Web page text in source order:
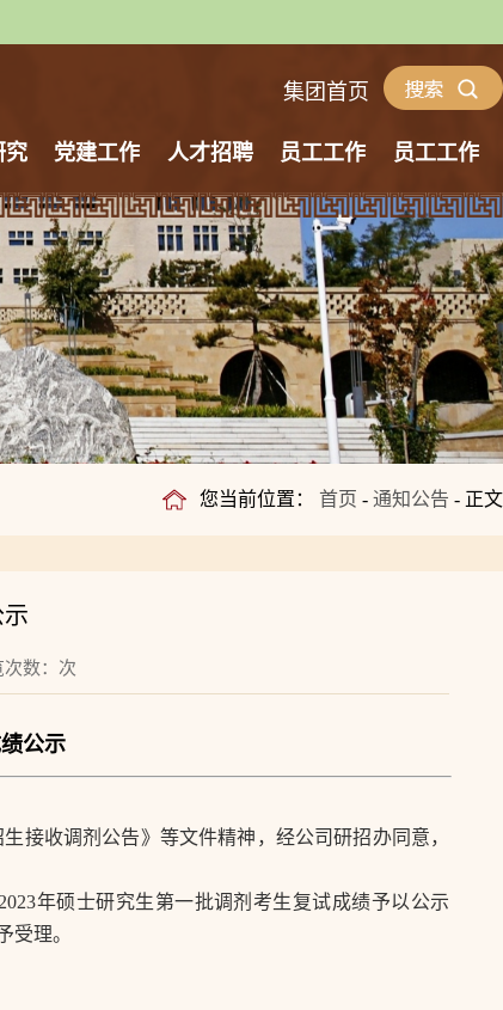
集团首页
究 党建工作 人才招聘 员工工作 员工工作
您当前位置： 首页 - 通知公告 - 正文
数： 次
公示
接收调剂公告》等文件精神，经公司研招办同意，
2023年硕士研究生第一批调剂考生复试成绩予以公示
受理。